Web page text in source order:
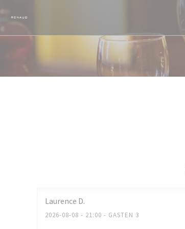
Laurence D
2026-08-08 - 21:00 - GASTEN 3